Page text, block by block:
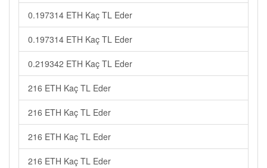
0.197314 ETH Kaç TL Eder
0.197314 ETH Kaç TL Eder
0.219342 ETH Kaç TL Eder
216 ETH Kaç TL Eder
216 ETH Kaç TL Eder
216 ETH Kaç TL Eder
216 ETH Kaç TL Eder